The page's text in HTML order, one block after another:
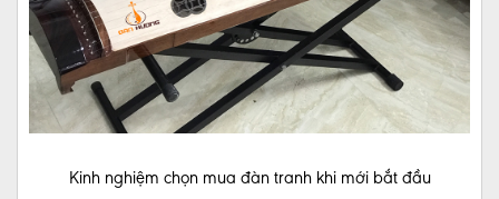
Kinh nghiệm chọn mua đàn tranh khi mới bắt đầu